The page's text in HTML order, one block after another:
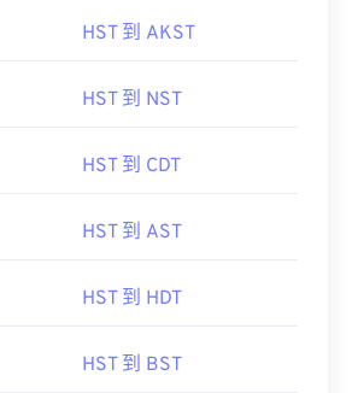
HST 到 AKST
HST 到 NST
HST 到 CDT
HST 到 AST
HST 到 HDT
HST 到 BST